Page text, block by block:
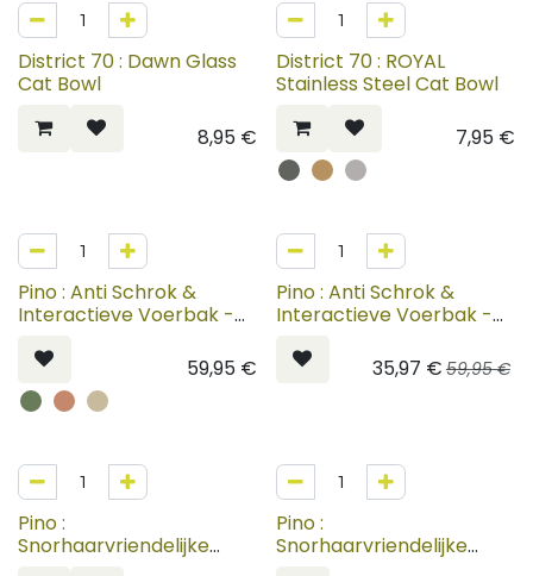
District 70 : Dawn Glass
Cat Bowl
8,95€
District 70 : ROYAL
Stainless Steel Cat Bowl
7,95€
Pino : Anti Schrok &
Interactieve Voerbak -
59,95€
40%
Pino : Anti Schrok &
Interactieve Voerbak -
35,97 € 59,95€
Pino :
Snorhaarvriendelijke
40%
Pino :
Snorhaarvriendelijke